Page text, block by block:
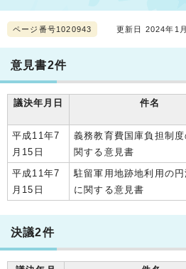
ページ番号1020943 更新日 2024年1
意見書2件
議決年月日 件名
平成11年7
月15日
義務教育費国庫負担制
関する意見書
平成11年7
月15日
駐留軍用地跡地利用の
に関する意見書
決議2件